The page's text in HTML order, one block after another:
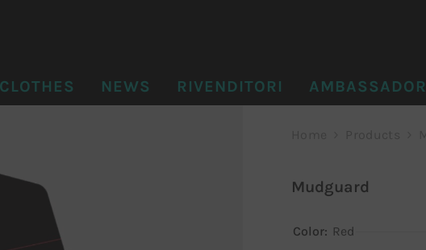
CLOTHES NEWS RIVENDITORI AMBASSADOR
Mudguard
Color: Red